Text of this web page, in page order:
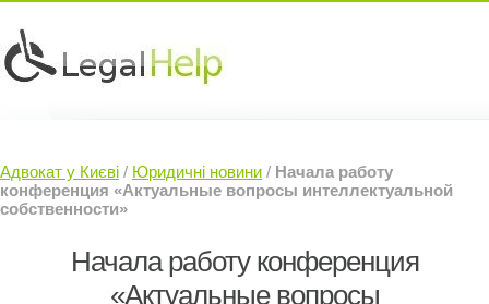
Судовий Адвокат »
Контакти »
Адвокат у Києві / Юридичні новини / Начала работу
конференция «Актуальные вопросы интеллектуальной
собственности»
Начала работу конференция
«Актуальные вопросы